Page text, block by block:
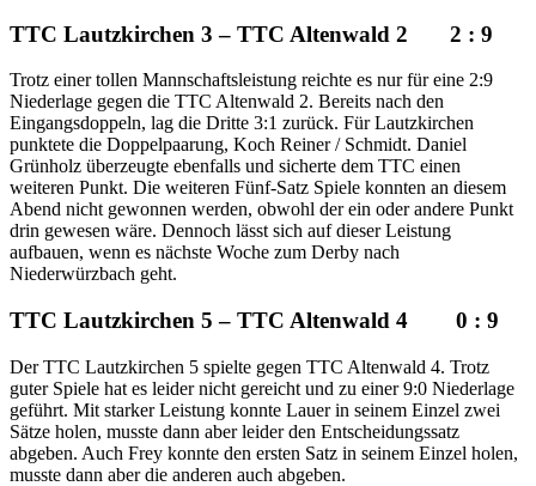
TTC Lautzkirchen 3 – TTC Altenwald 2 2 : 9
Trotz einer tollen Mannschaftsleistung reichte es nur für eine 2:9
Niederlage gegen die TTC Altenwald 2. Bereits nach den
Eingangsdoppeln, lag die Dritte 3:1 zurück. Für Lautzkirchen
punktete die Doppelpaarung, Koch Reiner / Schmidt. Daniel
Grünholz überzeugte ebenfalls und sicherte dem TTC einen
weiteren Punkt. Die weiteren Fünf-Satz Spiele konnten an diesem
Abend nicht gewonnen werden, obwohl der ein oder andere Punkt
drin gewesen wäre. Dennoch lässt sich auf dieser Leistung
aufbauen, wenn es nächste Woche zum Derby nach
Niederwürzbach geht.
TTC Lautzkirchen 5 – TTC Altenwald 4 0 : 9
Der TTC Lautzkirchen 5 spielte gegen TTC Altenwald 4. Trotz
guter Spiele hat es leider nicht gereicht und zu einer 9:0 Niederlage
geführt. Mit starker Leistung konnte Lauer in seinem Einzel zwei
Sätze holen, musste dann aber leider den Entscheidungssatz
abgeben. Auch Frey konnte den ersten Satz in seinem Einzel holen,
musste dann aber die anderen auch abgeben.